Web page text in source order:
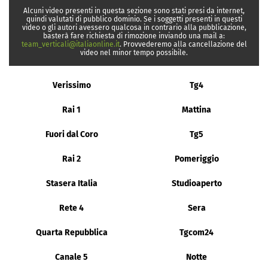
Alcuni video presenti in questa sezione sono stati presi da internet,
quindi valutati di pubblico dominio. Se i soggetti presenti in questi
video o gli autori avessero qualcosa in contrario alla pubblicazione,
basterà fare richiesta di rimozione inviando una mail a:
team_verticali@italiaonline.it. Provvederemo alla cancellazione del
video nel minor tempo possibile.
Verissimo Tg4
Rai 1 Mattina
Fuori dal Coro Tg5
Rai 2 Pomeriggio
Stasera Italia Studioaperto
Rete 4 Sera
Quarta Repubblica Tgcom24
Canale 5 Notte